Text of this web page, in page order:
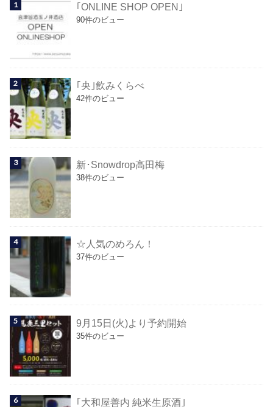
｢ONLINE SHOP OPEN｣
90件のビュー
｢央｣飲みくらべ
42件のビュー
新･Snowdrop高田梅
38件のビュー
☆人気のめろん！
37件のビュー
9月15日(火)より予約開始
35件のビュー
｢大和屋善内 純米生原酒｣